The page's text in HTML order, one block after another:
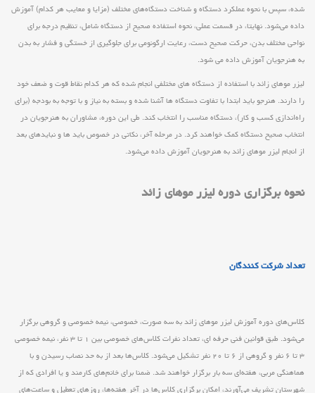
شده، سپس با نحوه عملکرد دستگاه و شناخت دستگاه‌های مختلف (مزایا و معایب هر کدام) آموزش
داده می‌شود. نهایتا، در قسمت عملی، نحوه استفاده صحیح از دستگاه شامل، تنظیم درجه برای
نواحی مختلف بدن، حرکت صحیح دست، رعایت ارگونومی برای جلوگیری از خستگی و فشار به بدن
به هنرجویان آموزش داده می شود.
لیزر موهای زائد با استفاده از دستگاه های مختلفی انجام شده که هر کدام نقاط قوت و ضعف خود
را دارند. هنرجو باید ابتدا با تفاوت دستگاه ‌ها آشنا شده و بسته به نیاز و با توجه به بودجه (برای
راه‌اندازی کسب و کار)، دستگاه مناسب را انتخاب کند. طی این دوره، مشاوران به هنرجویان در
انتخاب صحیح دستگاه کمک خواهند کرد. در مرحله آخر، نکاتی در خصوص باید ها و نبایدهای بعد
از انجام لیزر موهای زائد به هنرجویان آموزش داده می‌شود.
نحوه برگزاری دوره لیزر موهای زائد
تعداد شرکت کنندگان
کلاس‌های دوره آموزش لیزر موهای زائد به سه صورت، خصوصی، نیمه خصوصی و گروهی برگزار
می‌شود. طبق قوانین فنی حرفه ای، تعداد نفرات کلاس‌های خصوصی بین ۱ تا ۳ نفر، نیمه خصوصی
۳ تا ۶ نفر و گروهی از ۶ تا ۲۰ نفر تشکیل می‌شود. کلاس‌ها بعد از به حد نصاب رسیدن و با
هماهنگی مربی، هفته‌ای سه بار برگزار خواهند شد. ضمنا برای خانم‌های کارمند و یا افرادی که از
شهرستان تشریف می‌آورند، امکان برگزاری کلاس‌ها در آخر هفته‌ها، روزهای تعطیل و ساعت‌های